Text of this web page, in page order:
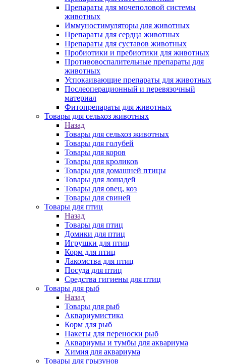
Препараты для мочеполовой системы
животных
Иммуностимуляторы для животных
Препараты для сердца животных
Препараты для суставов животных
Пробиотики и пребиотики для животных
Противовоспалительные препараты для
животных
Успокаивающие препараты для животных
Послеоперационный и перевязочный
материал
Фитопрепараты для животных
Товары для сельхоз животных
Назад
Товары для сельхоз животных
Товары для голубей
Товары для коров
Товары для кроликов
Товары для домашней птицы
Товары для лошадей
Товары для овец, коз
Товары для свиней
Товары для птиц
Назад
Товары для птиц
Домики для птиц
Игрушки для птиц
Корм для птиц
Лакомства для птиц
Посуда для птиц
Средства гигиены для птиц
Товары для рыб
Назад
Товары для рыб
Аквариумистика
Корм для рыб
Пакеты для переноски рыб
Аквариумы и тумбы для аквариума
Химия для аквариума
Товары для грызунов